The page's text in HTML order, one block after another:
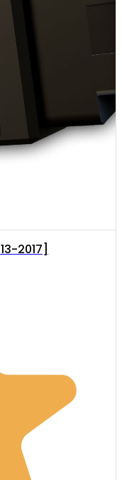
2017]